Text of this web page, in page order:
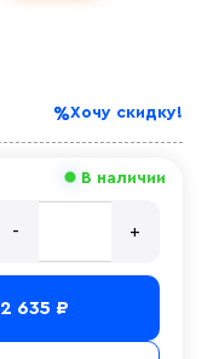
Хочу скидку!
В наличии
2 635 ₽